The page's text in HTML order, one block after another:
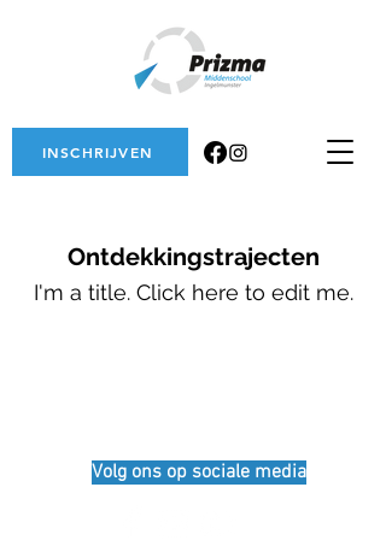
INSCHRIJVEN
Ontdekkingstrajecten
I'm a title. ​Click here to edit me.
Volg ons op sociale media